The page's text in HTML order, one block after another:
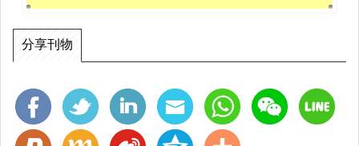
materials, technology and business services, business opportunities
related to procurement, development, OEM, sales or cooperation.
Quarterly, through videos, podcasts and blogs, reports on the latest
investment, including the following topics: intelligent production in
the footwear industry, the Internet of Things combat center,
innovative materials for footwear, international tax and business
分享刊物